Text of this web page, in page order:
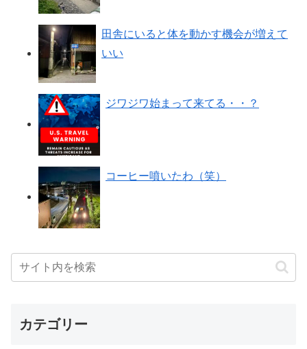
田舎にいると体を動かす機会が増えて
いい
ジワジワ始まって来てる・・？
コーヒー噴いたわ（笑）
カテゴリー